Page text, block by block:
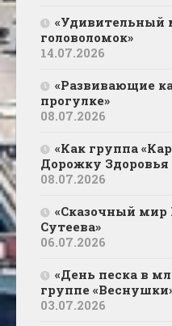
«Удивительный
головоломок»
14.07.2026
«Развивающие
прогулке»
08.07.2026
«Как группа
Дорожку Здоровья
08.07.2026
«Сказочный
Сутеева»
06.07.2026
«День песка в
группе
03.07.2026